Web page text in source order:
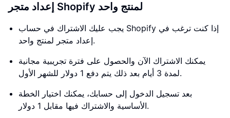
إعداد متجر Shopify لمنتج واحد
يجب عليك الاشتراك في حساب Shopify إذا كنت ترغب في
إعداد متجر لمنتج واحد.
يمكنك الاشتراك الآن والحصول على فترة تجريبية مجانية
لمدة 3 أيام بعد ذلك يتم دفع 1 دولار للشهر الأول.
بعد تسجيل الدخول إلى حسابك، يمكنك اختيار الخطة
الأساسية والاشتراك فيها مقابل 1 دولار.